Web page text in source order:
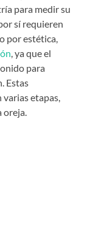
para medir su
sí requieren
por estética,
, ya que el
para
Estas
varias etapas,
oreja.